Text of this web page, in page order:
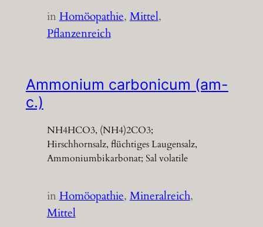
inHomöopathie, Mittel
Pflanzenreich
Ammonium carbonicum (am-
c.)
NH4HCO3, (NH4)2CO3;
Hirschhornsalz, flüchtiges Laugensalz,
Ammoniumbikarbonat; Sal volatile
inHomöopathie, Mineralreich
Mittel